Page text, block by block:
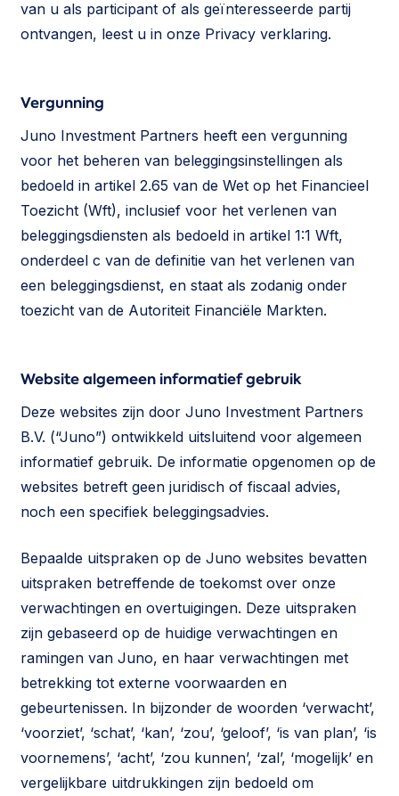
van u als participant of als geïnteresseerde partij
ontvangen, leest u in onze Privacy verklaring.
Vergunning
Juno Investment Partners heeft een vergunning
voor het beheren van beleggingsinstellingen als
bedoeld in artikel 2.65 van de Wet op het Financieel
Toezicht (Wft), inclusief voor het verlenen van
beleggingsdiensten als bedoeld in artikel 1:1 Wft,
onderdeel c van de definitie van het verlenen van
een beleggingsdienst, en staat als zodanig onder
toezicht van de Autoriteit Financiële Markten.
Website algemeen informatief gebruik
Deze websites zijn door Juno Investment Partners
B.V. (“Juno”) ontwikkeld uitsluitend voor algemeen
informatief gebruik. De informatie opgenomen op de
websites betreft geen juridisch of fiscaal advies,
noch een specifiek beleggingsadvies.
Bepaalde uitspraken op de Juno websites bevatten
uitspraken betreffende de toekomst over onze
verwachtingen en overtuigingen. Deze uitspraken
zijn gebaseerd op de huidige verwachtingen en
ramingen van Juno, en haar verwachtingen met
betrekking tot externe voorwaarden en
gebeurtenissen. In bijzonder de woorden ‘verwacht’,
‘voorziet’, ‘schat’, ‘kan’, ‘zou’, ‘geloof’, ‘is van plan’, ‘is
voornemens’, ‘acht’, ‘zou kunnen’, ‘zal’, ‘mogelijk’ en
vergelijkbare uitdrukkingen zijn bedoeld om